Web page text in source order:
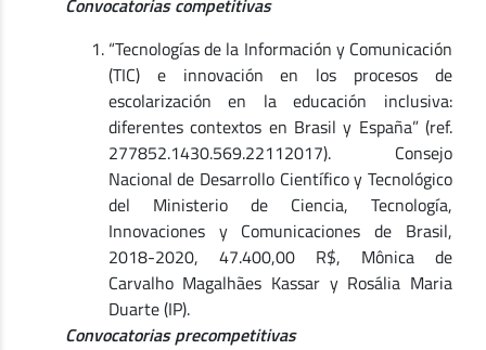
Convocatorias competitivas
“Tecnologías de la Información y Comunicación
(TIC) e innovación en los procesos de
escolarización en la educación inclusiva:
diferentes contextos en Brasil y España” (ref.
277852.1430.569.22112017). Consejo
Nacional de Desarrollo Científico y Tecnológico
del Ministerio de Ciencia, Tecnología,
Innovaciones y Comunicaciones de Brasil,
2018-2020, 47.400,00 R$, Mônica de
Carvalho Magalhães Kassar y Rosália Maria
Duarte (IP).
Convocatorias precompetitivas